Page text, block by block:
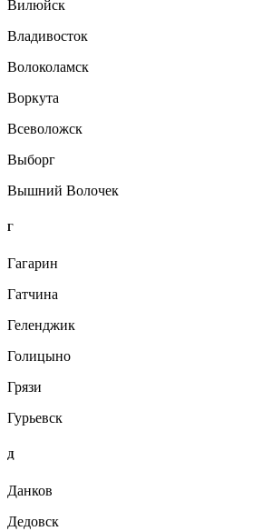
Вилюйск
Владивосток
Волоколамск
Воркута
Всеволожск
Выборг
Вышний Волочек
Г
Гагарин
Гатчина
Геленджик
Голицыно
Грязи
Гурьевск
Д
Данков
Дедовск